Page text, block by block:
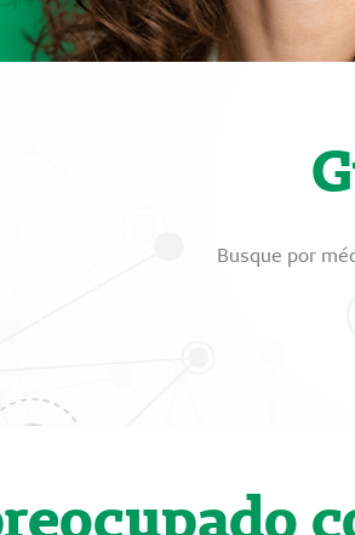
Busque por